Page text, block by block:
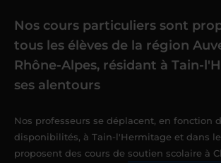
Nos cours particuliers sont
tous les élèves de la région
Rhône-Alpes, résidant à Tain-
ses alentours
Nos professeurs se déplacent, en fonction
disponibilités, à Tain-l'Hermitage et dans
proposent des cours de soutien scolaire à